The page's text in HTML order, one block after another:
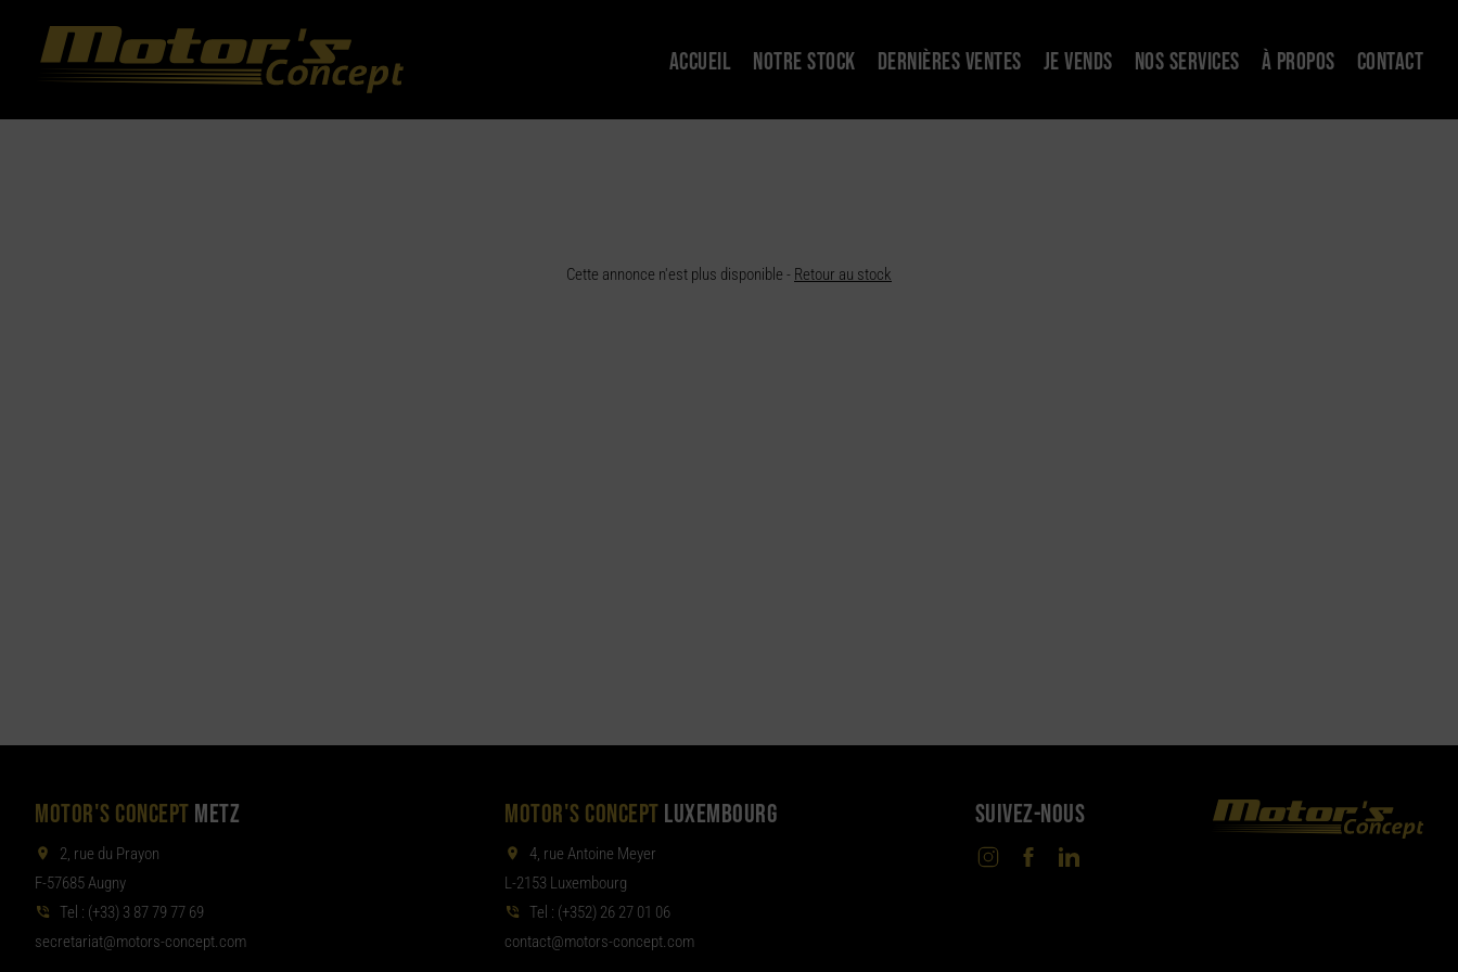
ACCUEIL NOTRE STOCK DERNIÈRES VENTES JE VENDS NOS SERVICES À PROPOS CONTACT
Cette annonce n'est plus disponible - Retour au stock
MOTOR'S CONCEPT METZ
2, rue du Prayon
F-57685 Augny
Tel : (+33) 3 87 79 77 69
moc.tpecnoc-sro
tom@tair
aterces
MOTOR'S CONCEPT LUXEMBOURG
4, rue Antoine Meyer
L-2153 Luxembourg
Tel : (+352) 26 27 01 06
moc.tpecnoc-sro
tom@tcat
noc
SUIVEZ-NOUS